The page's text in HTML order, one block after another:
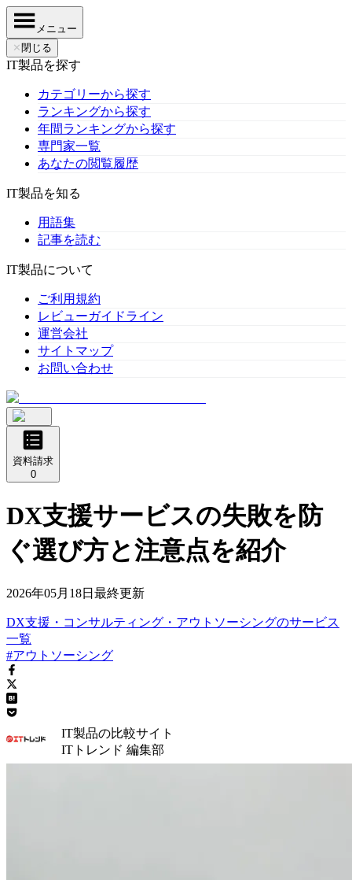
メニュー
✕ 閉じる
IT製品を探す
カテゴリーから探す
ランキングから探す
年間ランキングから探す
専門家一覧
あなたの閲覧履歴
IT製品を知る
用語集
記事を読む
IT製品について
ご利用規約
レビューガイドライン
運営会社
サイトマップ
お問い合わせ
資料請求
0
DX支援サービスの失敗を防
ぐ選び方と注意点を紹介
2026年05月18日 最終更新
DX支援・コンサルティング・アウトソーシングのサービス
一覧
#アウトソーシング
IT製品の比較サイト
ITトレンド 編集部